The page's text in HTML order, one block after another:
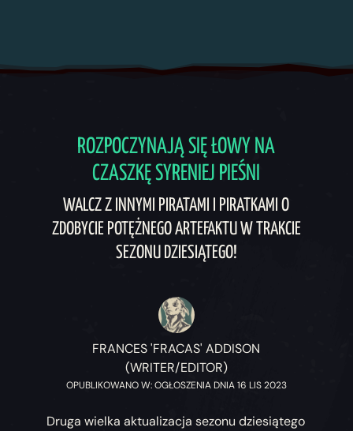
ROZPOCZYNAJĄ SIĘ ŁOWY NA
CZASZKĘ SYRENIEJ PIEŚNI
WALCZ Z INNYMI PIRATAMI I PIRATKAMI O
ZDOBYCIE POTĘŻNEGO ARTEFAKTU W TRAKCIE
SEZONU DZIESIĄTEGO!
FRANCES 'FRACAS' ADDISON
(WRITER/EDITOR)
OPUBLIKOWANO W: OGŁOSZENIA DNIA 16 LIS 2023
Druga wielka aktualizacja sezonu dziesiątego